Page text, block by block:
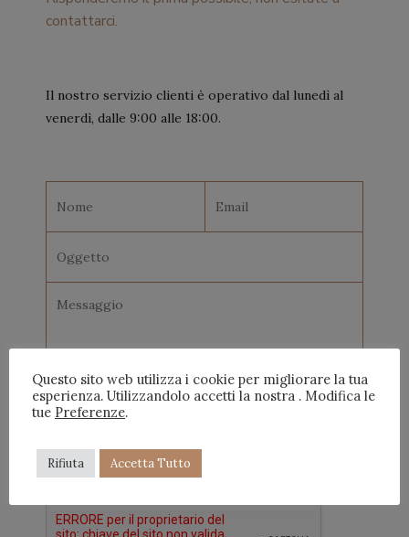
contattarci.
Il nostro servizio clienti è operativo dal lunedì al
venerdì, dalle 9:00 alle 18:00.
Questo sito web utilizza i cookie per migliorare la tua
esperienza. Utilizzandolo accetti la nostra . Modifica le
tue Preferenze.
Rifiuta Accetta Tutto